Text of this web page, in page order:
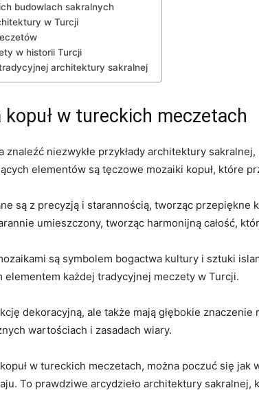
budowlach sakralnych
w ⁤Turcji
w historii Turcji
architektury sakralnej
w tureckich meczetach
znaleźć‌ niezwykłe przykłady architektury
elementów są tęczowe mozaiki kopuł, które
są‌ z precyzją i starannością, tworząc⁢
umieszczony, tworząc harmonijną całość,
są symbolem ⁤bogactwa kultury i sztuki
elementem każdej tradycyjnej meczety w Turcji.
dekoracyjną, ale także mają głębokie
wartościach i zasadach‌ wiary.
w tureckich meczetach, można poczuć się
To ‌prawdziwe arcydzieło architektury